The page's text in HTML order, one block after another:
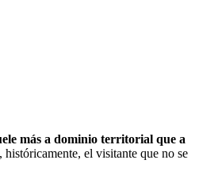
más a dominio territorial que a
el visitante que no se